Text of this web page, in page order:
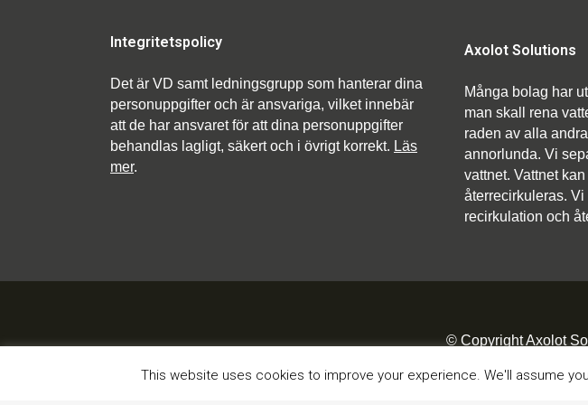
Integritetspolicy
Det är VD samt ledningsgrupp som hanterar dina
personuppgifter och är ansvariga, vilket innebär
att de har ansvaret för att dina personuppgifter
behandlas lagligt, säkert och i övrigt korrekt. Läs
mer.
Axolot Solutions
Många bolag har
man skall rena
raden av alla
annorlunda. Vi
vattnet. Vattnet
återrecirkuleras. Vi
recirkulation och
© Copyright Axolot
This website uses cookies to improve your experience. We'll assume